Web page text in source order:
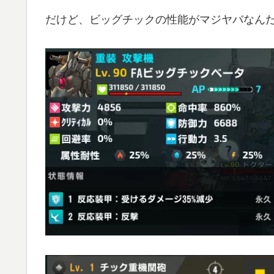
だけど、ビッグチックの性能がマジヤバなん